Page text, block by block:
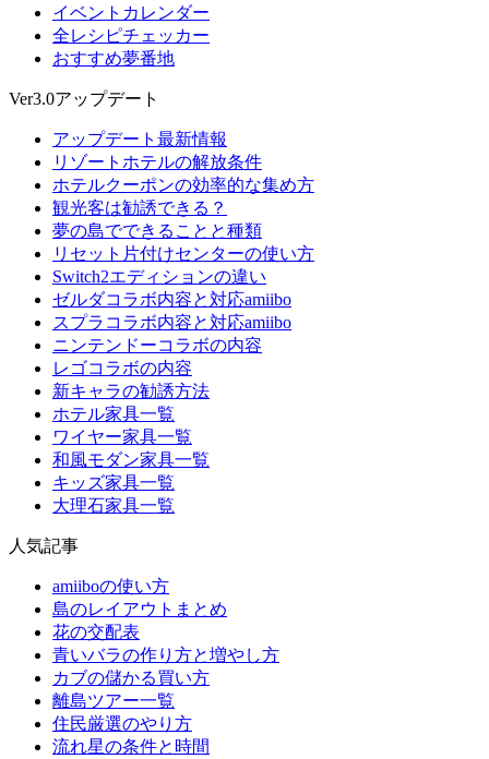
イベントカレンダー
全レシピチェッカー
おすすめ夢番地
Ver3.0アップデート
アップデート最新情報
リゾートホテルの解放条件
ホテルクーポンの効率的な集め方
観光客は勧誘できる？
夢の島でできることと種類
リセット片付けセンターの使い方
Switch2エディションの違い
ゼルダコラボ内容と対応amiibo
スプラコラボ内容と対応amiibo
ニンテンドーコラボの内容
レゴコラボの内容
新キャラの勧誘方法
ホテル家具一覧
ワイヤー家具一覧
和風モダン家具一覧
キッズ家具一覧
大理石家具一覧
人気記事
amiiboの使い方
島のレイアウトまとめ
花の交配表
青いバラの作り方と増やし方
カブの儲かる買い方
離島ツアー一覧
住民厳選のやり方
流れ星の条件と時間